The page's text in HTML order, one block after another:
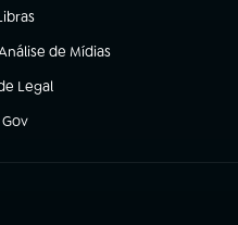
nova aba)
de Mídias
Legal
aba)
nova aba)